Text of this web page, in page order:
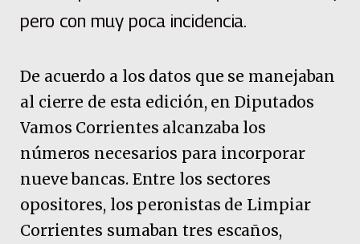
pero con muy poca incidencia.
De acuerdo a los datos que se manejaban
al cierre de esta edición, en Diputados
Vamos Corrientes alcanzaba los
números necesarios para incorporar
nueve bancas. Entre los sectores
opositores, los peronistas de Limpiar
Corrientes sumaban tres escaños,